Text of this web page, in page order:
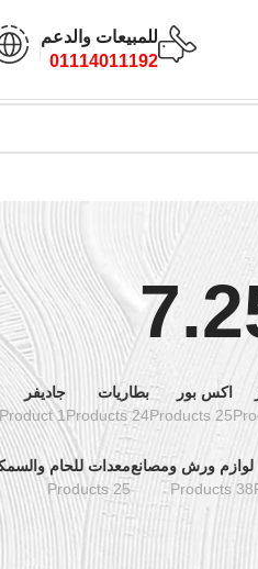
للمبيعات والدعم
01114011192
اكس بور
25 Products
بطاريات
24 Products
جاديفر
1 Product
لوازم ورش ومصانع
38 Products
معدات للحام
25 Products